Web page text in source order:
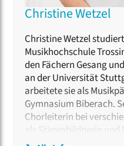
Christine Wetzel
Christine Wetzel
Musikhochschule
den Fächern Gesang
an der Universität
arbeitete sie als
Gymnasium Biberach.
Chorleiterin bei
als Stimmbildnerin und